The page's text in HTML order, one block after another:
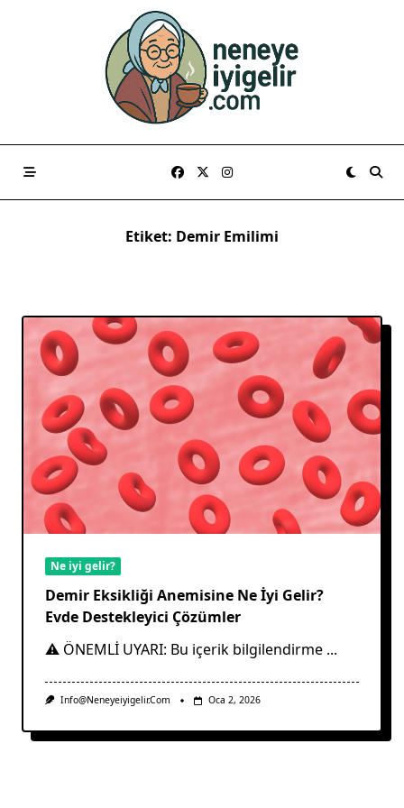
Etiket: Demir Emilimi
Ne iyi gelir?
Demir Eksikliği Anemisine Ne İyi Gelir?
Evde Destekleyici Çözümler
⚠️ ÖNEMLİ UYARI: Bu içerik bilgilendirme ...
Info@neneyeiyigelir.com Oca 2, 2026